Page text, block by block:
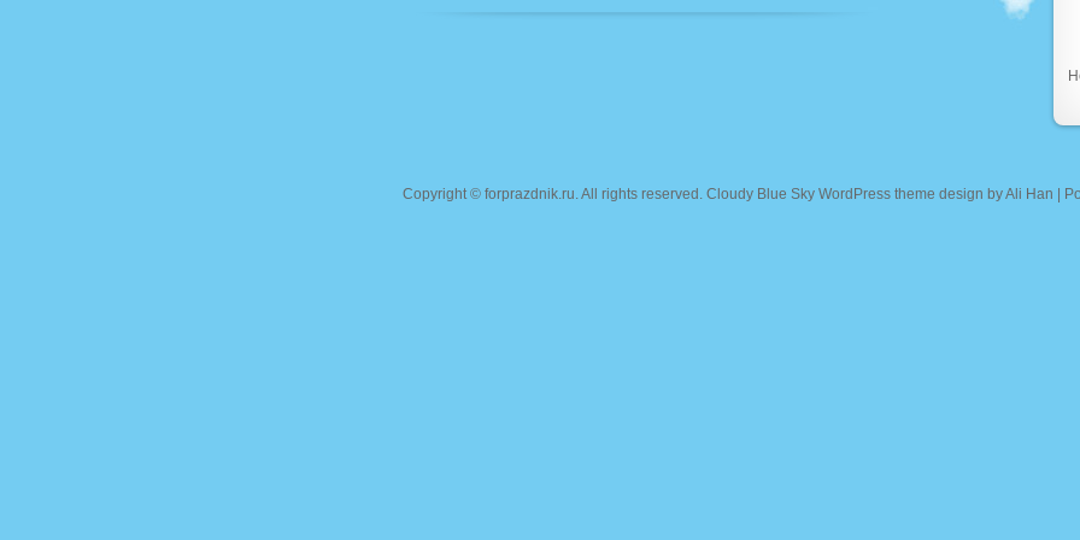
Copyright © forprazdnik.ru. All rights reserved. Cloudy Blue Sky WordPress theme design byAli Han |